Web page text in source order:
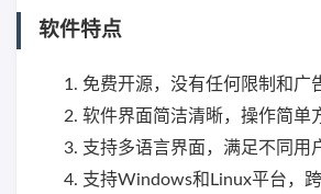
软件特点
免费开源，没有任何限制和广
软件界面简洁清晰，操作简单
支持多语言界面，满足不同用
支持Windows和Linux平台，跨